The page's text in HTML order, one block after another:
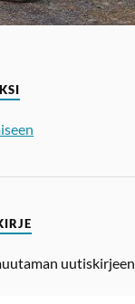
uutiskirjeen